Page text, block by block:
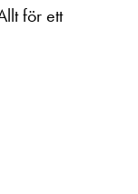
för ett